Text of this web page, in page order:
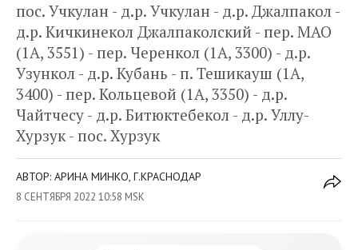
пос. Учкулан - д.р. Учкулан - д.р. Джалпакол -
д.р. Кичкинекол Джалпаколский - пер. МAO
(1А, 3551) - пер. Черенкол (1А, 3300) - д.р.
Узункол - д.р. Кубань - п. Тешикауш (1А,
3400) - пер. Кольцевой (1А, 3350) - д.р.
Чайтчесу - д.р. Битюктебекол - д.р. Уллу-
Хурзук - пос. Хурзук
АВТОР: АРИНА МИНКО, Г.КРАСНОДАР
8 СЕНТЯБРЯ 2022 10:58 MSK